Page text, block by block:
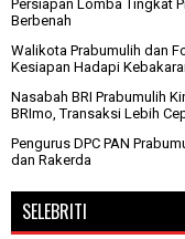
Persiapan Lomba Tingkat
Berbenah
Walikota Prabumulih dan
Kesiapan Hadapi
Nasabah BRI Prabumulih
BRImo, Transaksi Lebih
Pengurus DPC PAN
dan Rakerda
SELEBRITI